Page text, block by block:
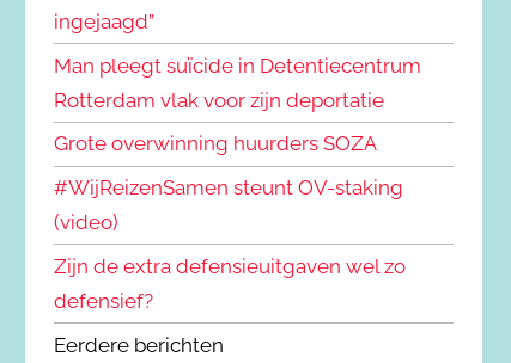
ingejaagd”
Man pleegt suïcide in Detentiecentrum
Rotterdam vlak voor zijn deportatie
Grote overwinning huurders SOZA
#WijReizenSamen steunt OV-staking
(video)
Zijn de extra defensieuitgaven wel zo
defensief?
Eerdere berichten